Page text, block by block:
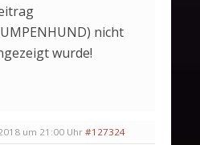
nicht
wurde!
um 21:00 Uhr #127324